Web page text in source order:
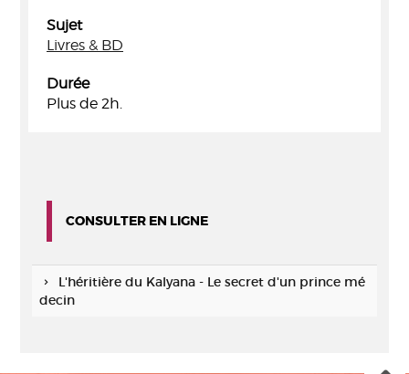
Sujet
Livres & BD
Durée
Plus de 2h.
CONSULTER EN LIGNE
L'héritière du Kalyana - Le secret d'un prince mé
decin